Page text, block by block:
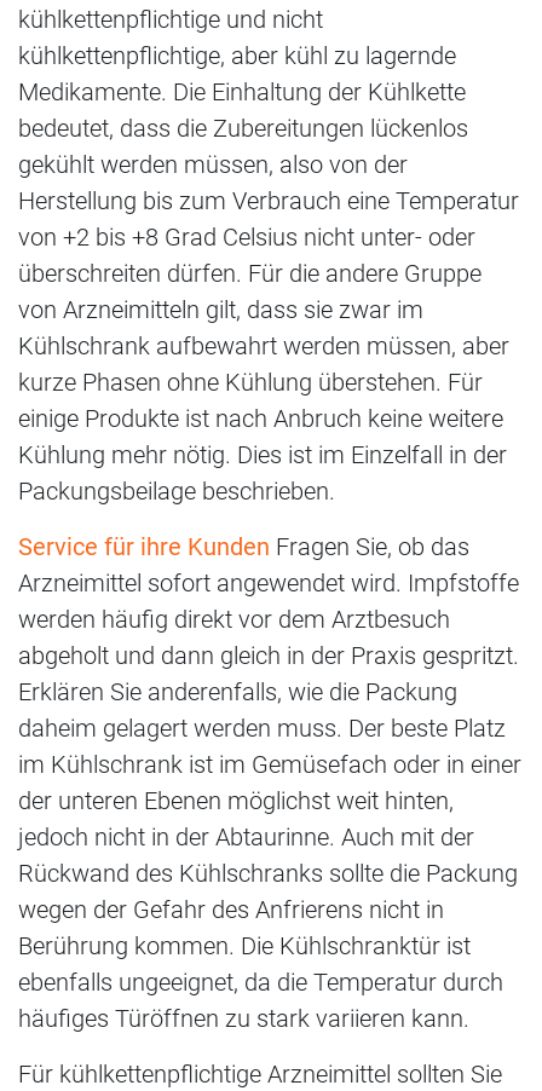
kühlkettenpflichtige und nicht
kühlkettenpflichtige, aber kühl zu lagernde
Medikamente. Die Einhaltung der Kühlkette
bedeutet, dass die Zubereitungen lückenlos
gekühlt werden müssen, also von der
Herstellung bis zum Verbrauch eine Temperatur
von +2 bis +8 Grad Celsius nicht unter- oder
überschreiten dürfen. Für die andere Gruppe
von Arzneimitteln gilt, dass sie zwar im
Kühlschrank aufbewahrt werden müssen, aber
kurze Phasen ohne Kühlung überstehen. Für
einige Produkte ist nach Anbruch keine weitere
Kühlung mehr nötig. Dies ist im Einzelfall in der
Packungsbeilage beschrieben.
Service für ihre Kunden Fragen Sie, ob das
Arzneimittel sofort angewendet wird. Impfstoffe
werden häufig direkt vor dem Arztbesuch
abgeholt und dann gleich in der Praxis gespritzt.
Erklären Sie anderenfalls, wie die Packung
daheim gelagert werden muss. Der beste Platz
im Kühlschrank ist im Gemüsefach oder in einer
der unteren Ebenen möglichst weit hinten,
jedoch nicht in der Abtaurinne. Auch mit der
Rückwand des Kühlschranks sollte die Packung
wegen der Gefahr des Anfrierens nicht in
Berührung kommen. Die Kühlschranktür ist
ebenfalls ungeeignet, da die Temperatur durch
häufiges Türöffnen zu stark variieren kann.
Für kühlkettenpflichtige Arzneimittel sollten Sie